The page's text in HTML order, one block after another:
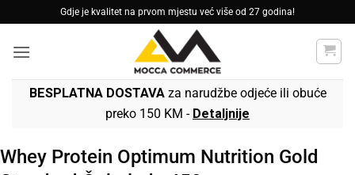
to
content
Gdje je kvalitet na prvom mjestu već više od 27 godina!
BESPLATNA DOSTAVAza narudžbe odjeće ili obuće
preko 150 KM - Detaljnije
Whey Protein Optimum Nutrition Gold